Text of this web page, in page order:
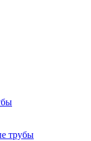
трубы